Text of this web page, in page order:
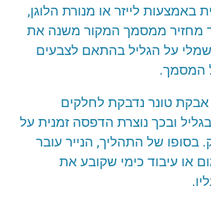
באמצעות לייזר או מנורת הלוגן,
מחזיר ממסמך המקור משנה את
על הגליל בהתאם לצבעים
המסמך.
אבקת טונר נדבקת לחלקים
בגליל ובכך נוצרת הדפסה זמנית על
. בסופו של התהליך, הנייר עובר
או עיבוד כימי שקובע את
.